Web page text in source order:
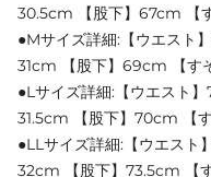
30.5cm 【股下】67cm 【
●Mサイズ詳細:【ウエスト
31cm 【股下】69cm 【す
●Lサイズ詳細:【ウエスト
31.5cm 【股下】70cm 【
●LLサイズ詳細:【ウエスト
32cm 【股下】73.5cm 【